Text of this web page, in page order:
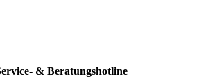
& Beratungshotline